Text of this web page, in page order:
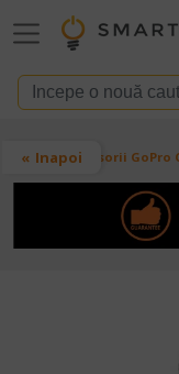
Breadcrumb
Acasa Accesorii GoPro
Inapoi